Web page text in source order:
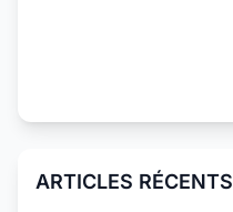
ARTICLES RÉCENTS